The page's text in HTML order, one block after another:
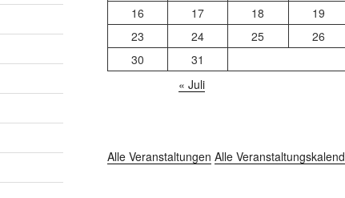
16
17 18 19
23
24 25 26
30
31
« Juli
Alle Veranstaltungen Alle